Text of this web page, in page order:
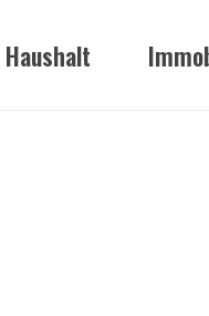
Haushalt